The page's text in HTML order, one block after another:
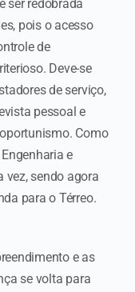
ser redobrada
pois o acesso
de
Deve-se
de serviço,
pessoal e
Como
e
sendo agora
para o Térreo.
e as
se volta para